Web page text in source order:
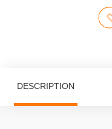
DESCRIPTION